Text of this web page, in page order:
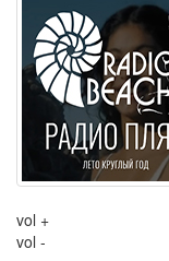
vol +
vol -